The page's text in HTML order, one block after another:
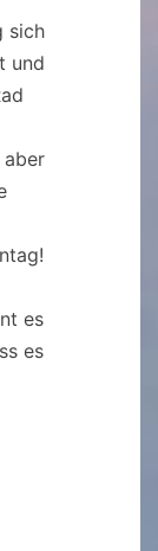
sich
und
aber
es
es